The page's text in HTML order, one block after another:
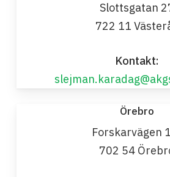
Slottsgatan
722 11
Kontakt:
Örebro
Forskarvägen
702 54